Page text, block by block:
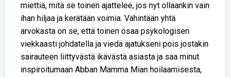
miettiä, mitä se toinen ajattelee, jos nyt ollaankin vain
ihan hiljaa ja kerätään voimia. Vähintään yhtä
arvokasta on se, että toinen osaa psykologisen
viekkaasti johdatella ja viedä ajatukseni pois jostakin
sairauteen liittyvästä ikävästä asiasta ja saa minut
inspiroitumaan Abban Mamma Mian hoilaamisesta,